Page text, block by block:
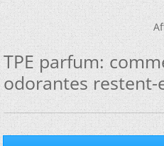
TPE parfum:
odorantes restent-